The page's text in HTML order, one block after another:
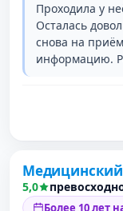
Проходила у
Осталась
снова на
информацию.
5,0
Более 10 лет